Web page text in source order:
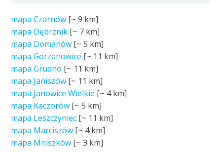
mapa Czarnów [~9 km]
mapa Dębrznik [~ 7 km]
mapa Domanów [~5 km]
mapa Gorzanowice [~ 11 km]
mapa Grudno [~ 11 km]
mapa Janiszów [~ 11 km]
mapa Janowice Wielkie [~ 4 km]
mapa Kaczorów [~5 km]
mapa Leszczyniec [~ 11 km]
mapa Marciszów [~ 4 km]
mapa Mniszków [~3 km]